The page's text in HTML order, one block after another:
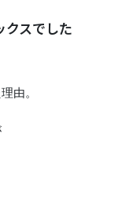
クスでした
由。